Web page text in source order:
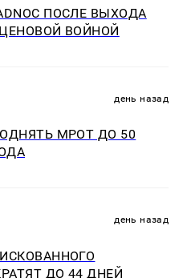
ПОСЛЕ ВЫХОДА
ВОЙНОЙ
день назад
МРОТ ДО 50
день назад
ДО 44 ДНЕЙ